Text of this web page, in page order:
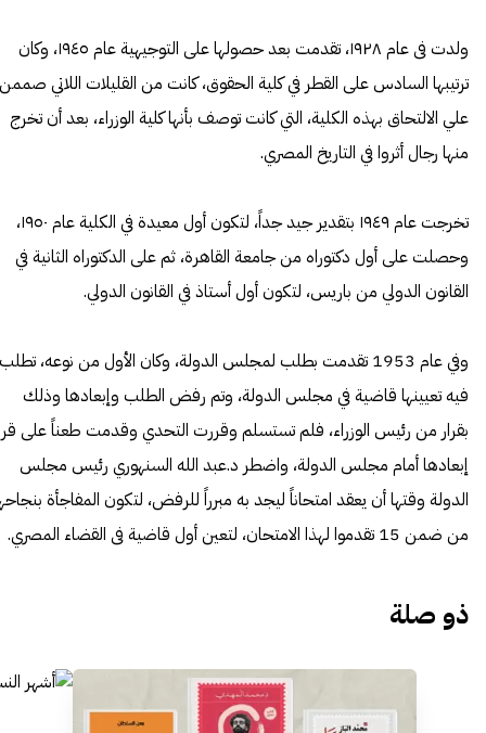
ولدت فى عام ١٩٢٨، تقدمت بعد حصولها على التوجيهية عام ١٩٤٥، وكان
ترتيبها السادس على القطر في كلية الحقوق، كانت من القليلات اللاتي صممن
علي الالتحاق بهذه الكلية، التي كانت توصف بأنها كلية الوزراء، بعد أن تخرج
منها رجال أثروا في التاريخ المصري.
تخرجت عام ١٩٤٩ بتقدير جيد جداً، لتكون أول معيدة في الكلية عام ١٩٥٠،
وحصلت على أول دكتوراه من جامعة القاهرة، ثم على الدكتوراه الثانية في
القانون الدولي من باريس، لتكون أول أستاذ في القانون الدولي.
وفي عام 1953 تقدمت بطلب لمجلس الدولة، وكان الأول من نوعه، تطلب
فيه تعيينها قاضية في مجلس الدولة، وتم رفض الطلب وإبعادها وذلك
بقرار من رئيس الوزراء، فلم تستسلم وقررت التحدي وقدمت طعناً على
إبعادها أمام مجلس الدولة، واضطر د.عبد الله السنهوري رئيس مجلس
الدولة وقتها أن يعقد امتحاناً ليجد به مبرراً للرفض، لتكون المفاجأة
من ضمن 15 تقدموا لهذا الامتحان، لتعين أول قاضية فى القضاء المصري.
ذو صلة